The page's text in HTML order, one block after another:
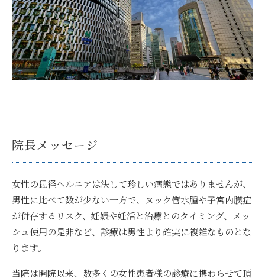
院長メッセージ
女性の鼠径ヘルニアは決して珍しい病態ではありませんが、
男性に比べて数が少ない一方で、ヌック管水腫や子宮内膜症
が併存するリスク、妊娠や妊活と治療とのタイミング、メッ
シュ使用の是非など、診療は男性より確実に複雑なものとな
ります。
当院は開院以来、数多くの女性患者様の診療に携わらせて頂